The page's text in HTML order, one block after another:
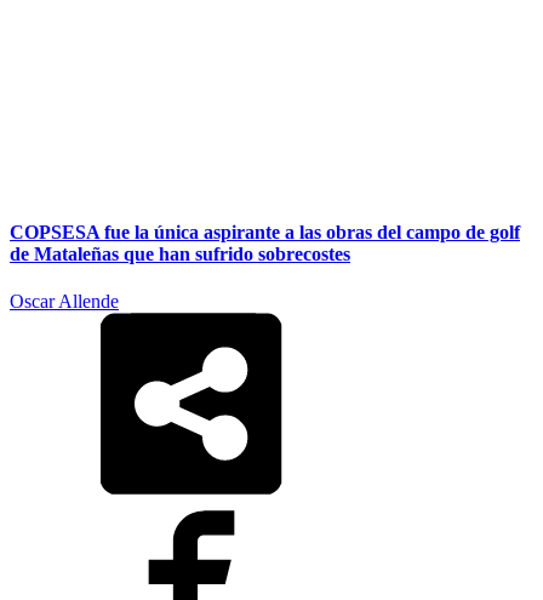
COPSESA fue la única aspirante a las obras del campo de golf
de Mataleñas que han sufrido sobrecostes
Oscar Allende